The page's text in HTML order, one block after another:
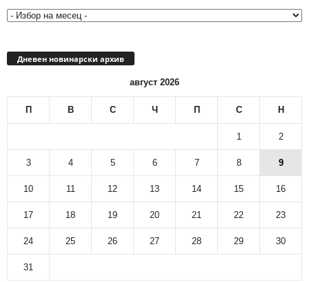
Дневен новинарски архив
август 2026
П В С Ч П С Н
1 2
3 4 5 6 7 8 9
10 11 12 13 14 15 16
17 18 19 20 21 22 23
24 25 26 27 28 29 30
31